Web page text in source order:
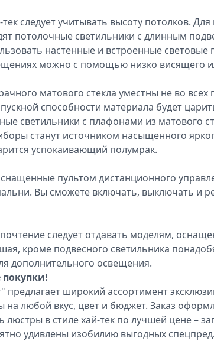
следует учитывать высоту потолков.
потолочные светильники с длинным
настенные и встроенные
можно с помощью низко висящего
матового стекла уместны не во
способности материала будет
светильники с плафонами из матового
станут источником насыщенного
успокаивающий полумрак.
пультом дистанционного
Вы сможете включать, выключать и
следует отдавать моделям,
кроме подвесного светильника
дополнительного освещения.
покупки!
широкий ассортимент
на любой вкус, цвет и бюджет. Заказ
люстры в стиле хай-тек по лучшей цене –
удивлены изобилию выгодных